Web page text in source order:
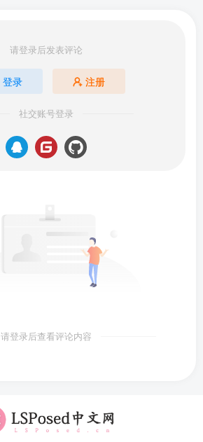
请登录后发表评论
登录 注册
社交账号登录
请登录后查看评论内容